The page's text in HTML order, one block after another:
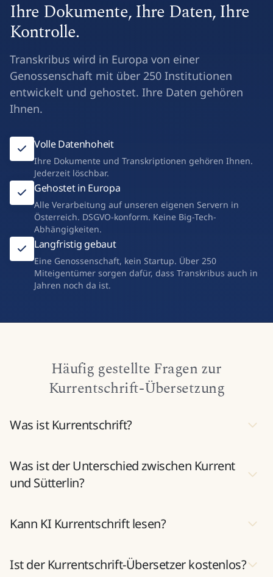
Ihre Dokumente, Ihre Daten, Ihre
Kontrolle.
Transkribus wird in Europa von einer
Genossenschaft mit über 250 Institutionen
entwickelt und gehostet. Ihre Daten gehören
Ihnen.
Volle Datenhoheit
Ihre Dokumente und Transkriptionen gehören Ihnen.
Jederzeit löschbar.
Gehostet in Europa
Alle Verarbeitung auf unseren eigenen Servern in
Österreich. DSGVO-konform. Keine Big-Tech-
Abhängigkeiten.
Langfristig gebaut
Eine Genossenschaft, kein Startup. Über 250
Miteigentümer sorgen dafür, dass Transkribus auch in
Jahren noch da ist.
Häufig gestellte Fragen zur
Kurrentschrift-Übersetzung
Was ist Kurrentschrift?
Was ist der Unterschied zwischen Kurrent
und Sütterlin?
Kann KI Kurrentschrift lesen?
Ist der Kurrentschrift-Übersetzer kostenlos?